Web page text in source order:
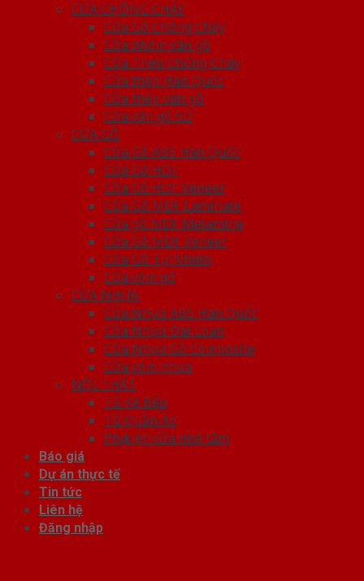
CỬA CHỐNG CHÁY
Cửa Gỗ Chống Cháy
Cửa nhôm vân gỗ
Cửa Thép Chống Cháy
Cửa thép Hàn Quốc
Cửa thép vân gỗ
Cửa vân gỗ 5D
CỬA GỖ
Cửa Gỗ ABS Hàn Quốc
Cửa Gỗ HDF
Cửa Gỗ HDF Veneer
Cửa Gỗ MDF Laminate
Cửa gỗ MDF Melamine
Cửa Gỗ MDF Veneer
Cửa Gỗ Tự Nhiên
Cửa vòm gỗ
CỬA NHỰA
Cửa Nhựa ABS Hàn Quốc
Cửa Nhựa Đài Loan
Cửa Nhựa Gỗ Composite
Cửa vòm nhựa
NỘI THẤT
Tủ Kệ Bếp
Tủ Quần Áo
Phụ kiện cửa nhà tắm
Báo giá
Dự án thực tế
Tin tức
Liên hệ
Đăng nhập